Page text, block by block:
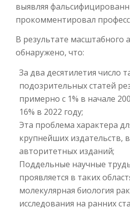
выявляя
прокомментировал
В результате масштабного
обнаружено, что:
За два десятилетия число
подозрительных статей
примерно с 1% в начале
16% в 2022 году;
Эта проблема характера
крупнейших издательств,
авторитетных изданий;
Поддельные научные
проявляется в таких
молекулярная биология
исследования на ранних